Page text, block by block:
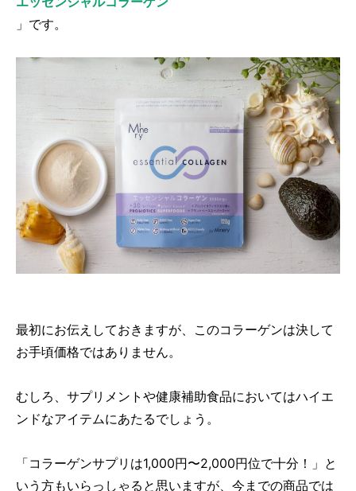
」です。
最初にお伝えしておきますが、このコラーゲンは決して
お手頃価格ではありません。
むしろ、サプリメントや健康補助食品においてはハイエ
ンドなアイテムにあたるでしょう。
「コラーゲンサプリは1,000円〜2,000円位で十分！」と
いう方もいらっしゃると思いますが、今までの商品では